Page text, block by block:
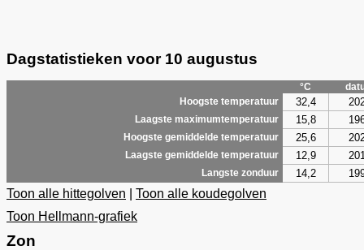
Dagstatistieken voor 10 augustus
°C
Hoogste temperatuur
32,4
Laagste maximumtemperatuur 15,8
Hoogste gemiddelde temperatuur 25,6
Laagste gemiddelde temperatuur 12,9
Langste zonduur 14,2
Toon alle hittegolven
Toon alle koudegolven
Toon Hellmann-grafiek
Zon